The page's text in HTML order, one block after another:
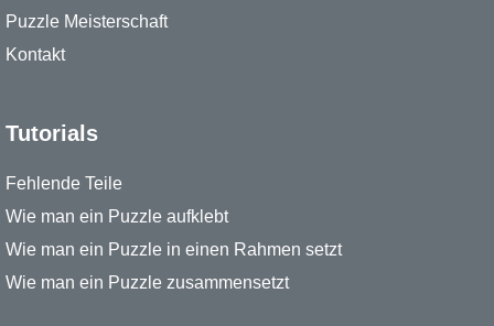
Puzzle Meisterschaft
Kontakt
Tutorials
Fehlende Teile
Wie man ein Puzzle aufklebt
Wie man ein Puzzle in einen Rahmen setzt
Wie man ein Puzzle zusammensetzt